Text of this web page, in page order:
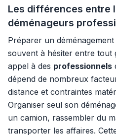
Les différences entre
déménageurs
Préparer un
souvent à hésiter entre tout
appel à des professionnels
dépend de nombreux
distance et contraintes
Organiser seul son
un camion, rassembler du
transporter les affaires.